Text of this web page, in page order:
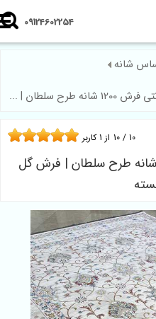
09124602254
شانه
سلطان | ...
فرش 1200 شانه طرح سلطان | فرش گل
10 از1کاربر